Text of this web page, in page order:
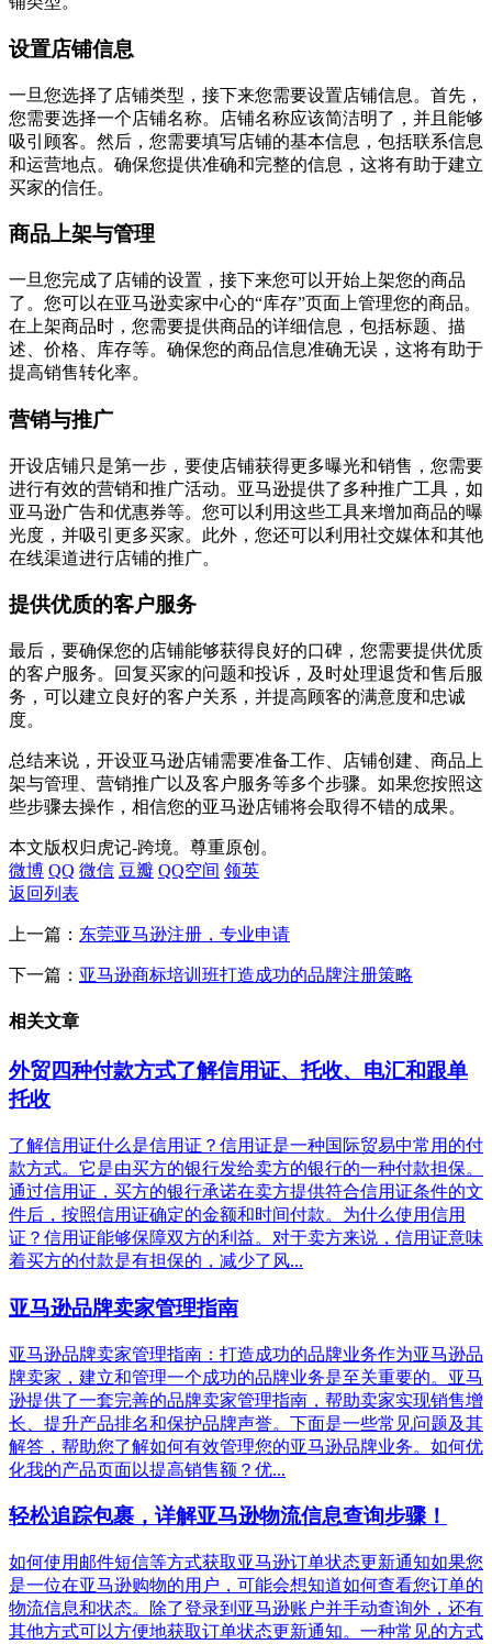
设置店铺信息
一旦您选择了店铺类型，接下来您需要设置店铺信息。首先，
您需要选择一个店铺名称。店铺名称应该简洁明了，并且能够
吸引顾客。然后，您需要填写店铺的基本信息，包括联系信息
和运营地点。确保您提供准确和完整的信息，这将有助于建立
买家的信任。
商品上架与管理
一旦您完成了店铺的设置，接下来您可以开始上架您的商品
了。您可以在亚马逊卖家中心的“库存”页面上管理您的商品。
在上架商品时，您需要提供商品的详细信息，包括标题、描
述、价格、库存等。确保您的商品信息准确无误，这将有助于
提高销售转化率。
营销与推广
开设店铺只是第一步，要使店铺获得更多曝光和销售，您需要
进行有效的营销和推广活动。亚马逊提供了多种推广工具，如
亚马逊广告和优惠券等。您可以利用这些工具来增加商品的曝
光度，并吸引更多买家。此外，您还可以利用社交媒体和其他
在线渠道进行店铺的推广。
提供优质的客户服务
最后，要确保您的店铺能够获得良好的口碑，您需要提供优质
的客户服务。回复买家的问题和投诉，及时处理退货和售后服
务，可以建立良好的客户关系，并提高顾客的满意度和忠诚
度。
总结来说，开设亚马逊店铺需要准备工作、店铺创建、商品上
架与管理、营销推广以及客户服务等多个步骤。如果您按照这
些步骤去操作，相信您的亚马逊店铺将会取得不错的成果。
本文版权归虎记-跨境。尊重原创。
微博 QQ 微信 豆瓣 QQ空间 领英
返回列表
上一篇： 东莞亚马逊注册，专业申请
下一篇： 亚马逊商标培训班打造成功的品牌注册策略
相关文章
外贸四种付款方式了解信用证、托收、电汇和跟单
托收
了解信用证什么是信用证？信用证是一种国际贸易中常用的付
款方式。它是由买方的银行发给卖方的银行的一种付款担保。
通过信用证，买方的银行承诺在卖方提供符合信用证条件的文
件后，按照信用证确定的金额和时间付款。为什么使用信用
证？信用证能够保障双方的利益。对于卖方来说，信用证意味
着买方的付款是有担保的，减少了风...
亚马逊品牌卖家管理指南
亚马逊品牌卖家管理指南：打造成功的品牌业务作为亚马逊品
牌卖家，建立和管理一个成功的品牌业务是至关重要的。亚马
逊提供了一套完善的品牌卖家管理指南，帮助卖家实现销售增
长、提升产品排名和保护品牌声誉。下面是一些常见问题及其
解答，帮助您了解如何有效管理您的亚马逊品牌业务。如何优
化我的产品页面以提高销售额？优...
轻松追踪包裹，详解亚马逊物流信息查询步骤！
如何使用邮件短信等方式获取亚马逊订单状态更新通知如果您
是一位在亚马逊购物的用户，可能会想知道如何查看您订单的
物流信息和状态。除了登录到亚马逊账户并手动查询外，还有
其他方式可以方便地获取订单状态更新通知。一种常见的方式